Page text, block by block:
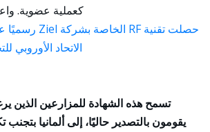
كعملية عضوية.
الاتحاد الأوروبي
تسمح هذه الشهادة للمزارعين الذين